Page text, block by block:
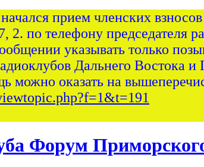
прием членских
2. по телефону председателя
указывать только
Дальнего Востока
оказать на
Форум